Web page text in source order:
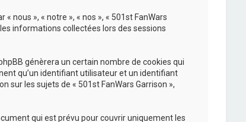
nous », « notre », « nos », « 501st FanWars
informations collectées lors des sessions
génèrera un certain nombre de cookies qui
qu’un identifiant utilisateur et un identifiant
sur les sujets de « 501st FanWars Garrison »,
qui est prévu pour couvrir uniquement les